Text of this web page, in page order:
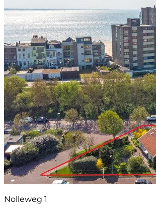
Nolleweg 1